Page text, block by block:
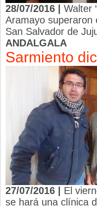
28/07/2016 | Walter
Aramayo superaron
San Salvador de
ANDALGALA
Sarmiento
27/07/2016 | El
se hará una clínica